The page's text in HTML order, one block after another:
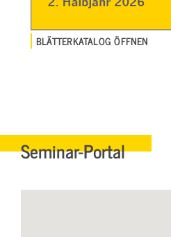
BLÄTTERKATALOG ÖFFNEN
Seminar-Portal